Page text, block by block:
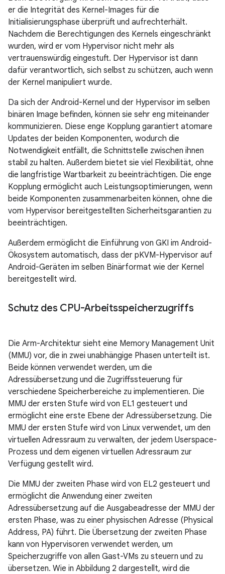
er die Integrität des Kernel-Images für die
Initialisierungsphase überprüft und aufrechterhält.
Nachdem die Berechtigungen des Kernels eingeschränkt
wurden, wird er vom Hypervisor nicht mehr als
vertrauenswürdig eingestuft. Der Hypervisor ist dann
dafür verantwortlich, sich selbst zu schützen, auch wenn
der Kernel manipuliert wurde.
Da sich der Android-Kernel und der Hypervisor im selben
binären Image befinden, können sie sehr eng miteinander
kommunizieren. Diese enge Kopplung garantiert atomare
Updates der beiden Komponenten, wodurch die
Notwendigkeit entfällt, die Schnittstelle zwischen ihnen
stabil zu halten. Außerdem bietet sie viel Flexibilität, ohne
die langfristige Wartbarkeit zu beeinträchtigen. Die enge
Kopplung ermöglicht auch Leistungsoptimierungen, wenn
beide Komponenten zusammenarbeiten können, ohne die
vom Hypervisor bereitgestellten Sicherheitsgarantien zu
beeinträchtigen.
Außerdem ermöglicht die Einführung von GKI im Android-
Ökosystem automatisch, dass der pKVM-Hypervisor auf
Android-Geräten im selben Binärformat wie der Kernel
bereitgestellt wird.
Schutz des CPU-Arbeitsspeicherzugriffs
Die Arm-Architektur sieht eine Memory Management Unit
(MMU) vor, die in zwei unabhängige Phasen unterteilt ist.
Beide können verwendet werden, um die
Adressübersetzung und die Zugriffssteuerung für
verschiedene Speicherbereiche zu implementieren. Die
MMU der ersten Stufe wird von EL1 gesteuert und
ermöglicht eine erste Ebene der Adressübersetzung. Die
MMU der ersten Stufe wird von Linux verwendet, um den
virtuellen Adressraum zu verwalten, der jedem Userspace-
Prozess und dem eigenen virtuellen Adressraum zur
Verfügung gestellt wird.
Die MMU der zweiten Phase wird von EL2 gesteuert und
ermöglicht die Anwendung einer zweiten
Adressübersetzung auf die Ausgabeadresse der MMU der
ersten Phase, was zu einer physischen Adresse (Physical
Address, PA) führt. Die Übersetzung der zweiten Phase
kann von Hypervisoren verwendet werden, um
Speicherzugriffe von allen Gast-VMs zu steuern und zu
übersetzen. Wie in Abbildung 2 dargestellt, wird die